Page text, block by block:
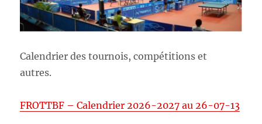
Calendrier des tournois, compétitions et
autres.
FROTTBF – Calendrier 2026-2027 au 26-07-13